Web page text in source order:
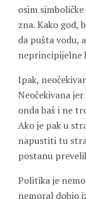
osim
zna. Kako god,
da pušta vodu,
neprincipijelne
Ipak,
Neočekivana
onda baš i ne
Ako je pak u
napustiti tu
postanu
Politika je
nemoral dobio